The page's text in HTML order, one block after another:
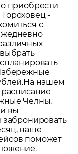
приобрести
Гороховец-
с
На нашем
расписание
Челны.
вы
забронировать
наше
поможет